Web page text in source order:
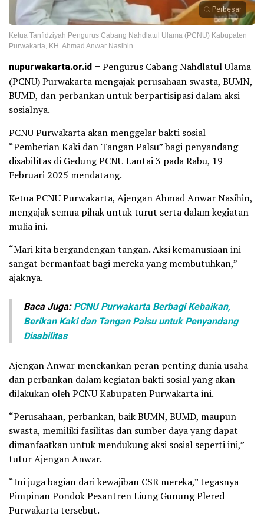
Perbesar
Ketua Tanfidziyah Pengurus Cabang Nahdlatul Ulama (PCNU) Kabupaten
Purwakarta, KH. Ahmad Anwar Nasihin.
nupurwakarta.or.id – Pengurus Cabang Nahdlatul Ulama
(PCNU) Purwakarta mengajak perusahaan swasta, BUMN,
BUMD, dan perbankan untuk berpartisipasi dalam aksi
sosialnya.
PCNU Purwakarta akan menggelar bakti sosial
“Pemberian Kaki dan Tangan Palsu” bagi penyandang
disabilitas di Gedung PCNU Lantai 3 pada Rabu, 19
Februari 2025 mendatang.
Ketua PCNU Purwakarta, Ajengan Ahmad Anwar Nasihin,
mengajak semua pihak untuk turut serta dalam kegiatan
mulia ini.
“Mari kita bergandengan tangan. Aksi kemanusiaan ini
sangat bermanfaat bagi mereka yang membutuhkan,”
ajaknya.
Baca Juga:PCNU Purwakarta Berbagi Kebaikan,
Berikan Kaki dan Tangan Palsu untuk Penyandang
Disabilitas
Ajengan Anwar menekankan peran penting dunia usaha
dan perbankan dalam kegiatan bakti sosial yang akan
dilakukan oleh PCNU Kabupaten Purwakarta ini.
“Perusahaan, perbankan, baik BUMN, BUMD, maupun
swasta, memiliki fasilitas dan sumber daya yang dapat
dimanfaatkan untuk mendukung aksi sosial seperti ini,”
tutur Ajengan Anwar.
“Ini juga bagian dari kewajiban CSR mereka,” tegasnya
Pimpinan Pondok Pesantren Liung Gunung Plered
Purwakarta tersebut.